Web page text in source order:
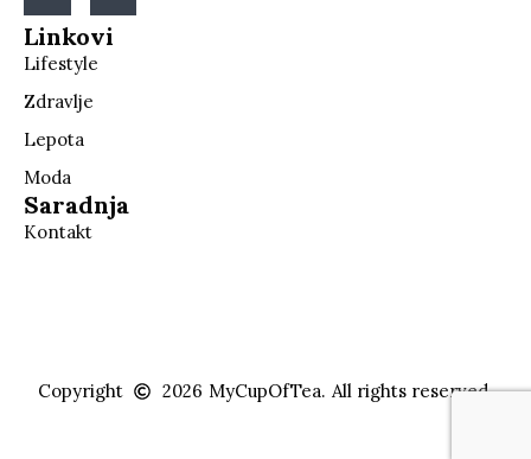
Linkovi
Lifestyle
Zdravlje
Lepota
Moda
Saradnja
Kontakt
Copyright 2026 MyCupOfTea. All rights reserved.